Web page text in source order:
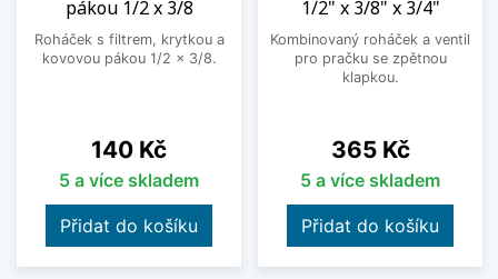
pákou 1/2 x 3/8
Roháček s filtrem, krytkou a
kovovou pákou 1/2 x 3/8.
Cena
140 Kč
5 a více skladem
Přidat do košíku
1/2" x 3/8" x 3/4"
Kombinovaný roháček a ventil
pro pračku se zpětnou
klapkou.
Cena
365 Kč
5 a více skladem
Přidat do košíku